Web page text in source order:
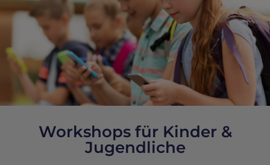
Workshops für Kinder &
Jugendliche